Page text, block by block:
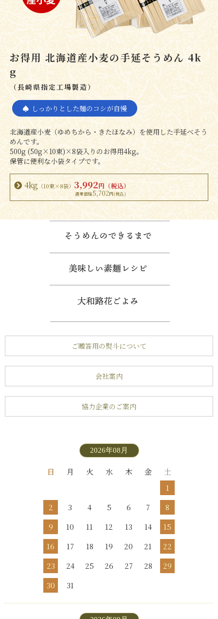
お得用 北海道産小麦の手延そうめん 4k
g
（長崎県指定工場製造）
しっかりとした麺のコシが自慢
北海道産小麦（ゆめちから・きたほなみ）を使用した手延べそう
めんです。
500g (50g×10束)×8袋入りのお得用4kg。
保管に便利な小袋タイプです。
4kg （10束×8袋） 3,992円（税込）
5,702
ご贈答用の熨斗について
会社案内
協力企業のご案内
2026年08月
日 月 火 水 木 金
土
1
2
3 4 5 6 7
8
9
10 11 12 13 14
15
16
17 18 19 20 21
22
23
24 25 26 27 28
29
30
31